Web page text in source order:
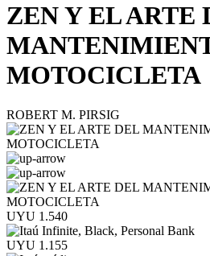
ZEN Y EL ARTE
MOTOCICLETA
ROBERT M. PIRSIG
UYU 1.540
UYU 1.155